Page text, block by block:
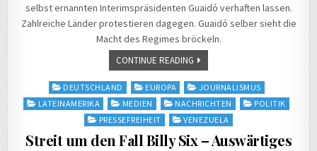
selbst ernannten Interimspräsidenten Guaidó verhaften lassen.
Zahlreiche Länder protestieren dagegen. Guaidó selber sieht die
Macht des Regimes bröckeln.
CONTINUE READING
Posted
in
DEUTSCHLAND EUROPA
JOURNALISMUS
LATEINAMERIKA
MEDIEN NACHRICHTEN
POLITIK
PRESSEFREIHEIT
VENEZUELA
Streit um den Fall Billy Six – Auswärtiges